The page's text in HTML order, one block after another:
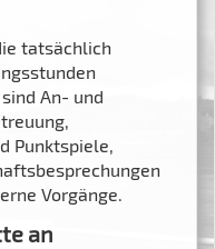
tatsächlich
An- und
Punktspiele,
Vorgänge.
an